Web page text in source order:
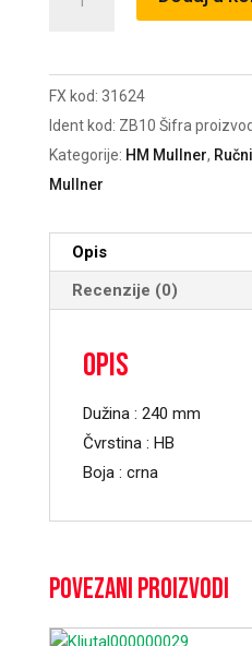
količina
FX kod: 31624
Ident kod: ZB10 Šifra
Kategorije: HM Mullner,
Mullner
Opis
Recenzije (0)
Opis
Dužina : 240 mm
Čvrstina : HB
Boja : crna
Povezani proizvodi